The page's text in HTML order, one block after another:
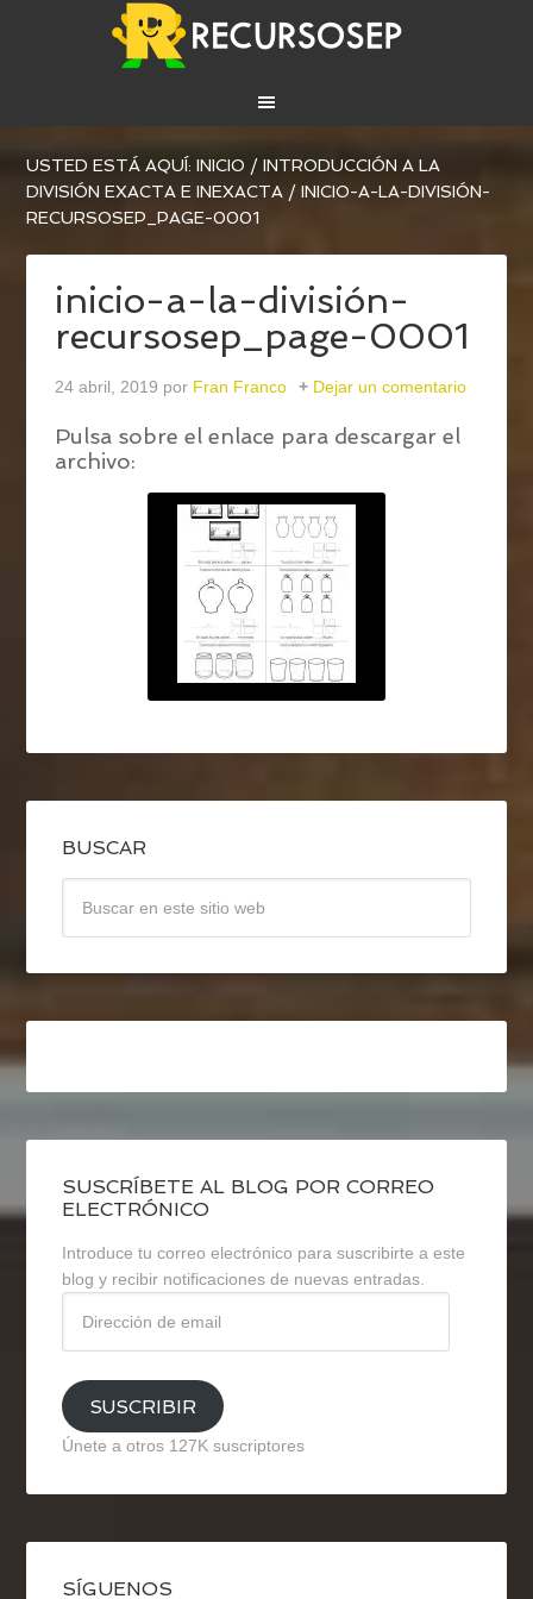
USTED ESTÁ AQUÍ:INICIO / INTRODUCCIÓN A LA
DIVISIÓN EXACTA E INEXACTA / INICIO-A-LA-DIVISIÓN-
RECURSOSEP_PAGE-0001
inicio-a-la-división-
recursosep_page-0001
24 abril, 2019 por Fran Franco Dejar un comentario
Pulsa sobre el enlace para descargar el
archivo:
BUSCAR
SUSCRÍBETE AL BLOG POR CORREO
ELECTRÓNICO
Introduce tu correo electrónico para suscribirte a este
blog y recibir notificaciones de nuevas entradas.
email
SUSCRIBIR
Únete a otros 127K suscriptores
SÍGUENOS